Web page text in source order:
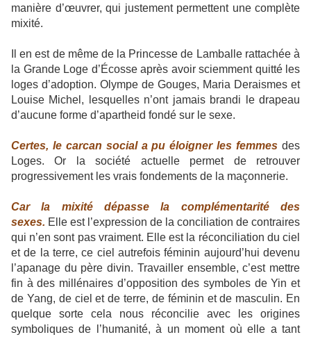
manière d’œuvrer, qui justement permettent une complète
mixité.
Il en est de même de la Princesse de Lamballe rattachée à
la Grande Loge d’Écosse après avoir sciemment quitté les
loges d’adoption. Olympe de Gouges, Maria Deraismes et
Louise Michel, lesquelles n’ont jamais brandi le drapeau
d’aucune forme d’apartheid fondé sur le sexe.
Certes, le carcan social a pu éloigner les femmes des
Loges. Or la société actuelle permet de retrouver
progressivement les vrais fondements de la maçonnerie.
Car la mixité dépasse la complémentarité des
sexes. Elle est l’expression de la conciliation de contraires
qui n’en sont pas vraiment. Elle est la réconciliation du ciel
et de la terre, ce ciel autrefois féminin aujourd’hui devenu
l’apanage du père divin. Travailler ensemble, c’est mettre
fin à des millénaires d’opposition des symboles de Yin et
de Yang, de ciel et de terre, de féminin et de masculin. En
quelque sorte cela nous réconcilie avec les origines
symboliques de l’humanité, à un moment où elle a tant